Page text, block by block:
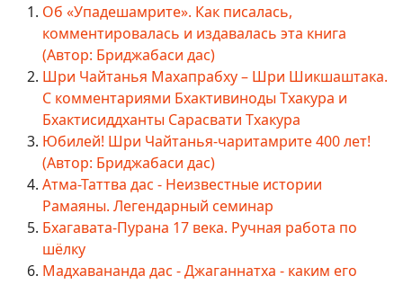
Об «Упадешамрите». Как писалась,
комментировалась и издавалась эта книга
(Автор: Бриджабаси дас)
Шри Чайтанья Махапрабху – Шри Шикшаштака.
С комментариями Бхактивиноды Тхакура и
Бхактисиддханты Сарасвати Тхакура
Юбилей! Шри Чайтанья-чаритамрите 400 лет!
(Автор: Бриджабаси дас)
Атма-Таттва дас - Неизвестные истории
Рамаяны. Легендарный семинар
Бхагавата-Пурана 17 века. Ручная работа по
шёлку
Мадхавананда дас - Джаганнатха - каким его